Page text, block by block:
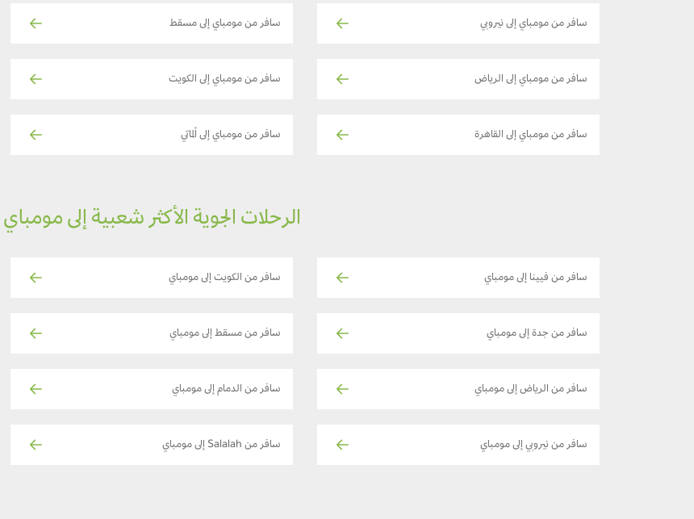
سافر من مومباي إلى نيروبي سافر من مومباي إلى مسقط
سافر من مومباي إلى الرياض سافر من مومباي إلى الكويت
سافر من مومباي إلى القاهرة سافر من مومباي إلى ألماتي
الرحلات الجوية الأكثر شعبية إلى مومباي
سافر من فيينا إلى مومباي سافر من الكويت إلى مومباي
سافر من جدة إلى مومباي سافر من مسقط إلى مومباي
سافر من الرياض إلى مومباي سافر من الدمام إلى مومباي
سافر من نيروبي إلى مومباي سافر من Salalah إلى مومباي